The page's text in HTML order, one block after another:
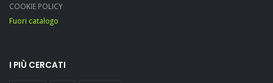
COOKIE POLICY
Fuori catalogo
I PIÙ CERCATI